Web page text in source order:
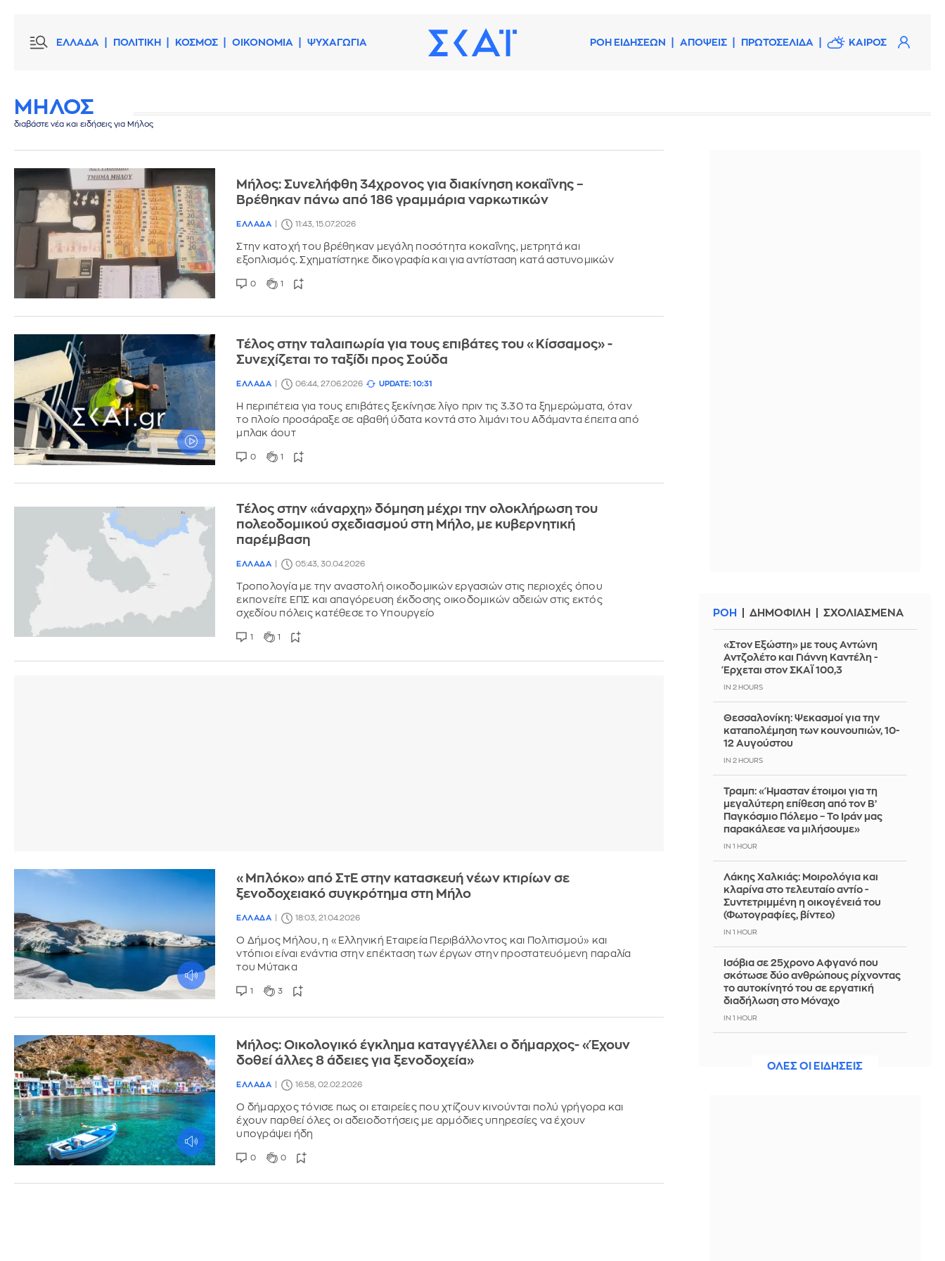
ΕΛΛΑΔΑ ΠΟΛΙΤΙΚΗ ΚΟΣΜΟΣ ΟΙΚΟΝΟΜΙΑ ΨΥΧΑΓΩΓΙΑ ΡΟΗ ΕΙΔΗΣΕΩΝ ΑΠΟΨΕΙΣ ΠΡΩΤΟΣΕΛΙΔΑ ΚΑΙΡΟΣ
ΜΗΛΟΣ
διαβάστε νέα και ειδήσεις για Μήλος
Μήλος: Συνελήφθη 34χρονος για διακίνηση κοκαΐνης –
Βρέθηκαν πάνω από 186 γραμμάρια ναρκωτικών
ΕΛΛΑΔΑ 11:43, 15.07.2026
Στην κατοχή του βρέθηκαν μεγάλη ποσότητα κοκαΐνης, μετρητά και
εξοπλισμός. Σχηματίστηκε δικογραφία και για αντίσταση κατά αστυνομικών
0 1
Τέλος στην ταλαιπωρία για τους επιβάτες του «Κίσσαμος» -
Συνεχίζεται το ταξίδι προς Σούδα
ΕΛΛΑΔΑ 06:44, 27.06.2026 UPDATE: 10:31
Η περιπέτεια για τους επιβάτες ξεκίνησε λίγο πριν τις 3.30 τα ξημερώματα, όταν
το πλοίο προσάραξε σε αβαθή ύδατα κοντά στο λιμάνι του Αδάμαντα έπειτα από
μπλακ άουτ
0 1
Τέλος στην «άναρχη» δόμηση μέχρι την ολοκλήρωση του
πολεοδομικού σχεδιασμού στη Μήλο, με κυβερνητική
παρέμβαση
ΕΛΛΑΔΑ 05:43, 30.04.2026
Τροπολογία με την αναστολή οικοδομικών εργασιών στις περιοχές όπου
εκπονείτε ΕΠΣ και απαγόρευση έκδοσης οικοδομικών αδειών στις εκτός
σχεδίου πόλεις κατέθεσε το Υπουργείο
1 1
«Μπλόκο» από ΣτΕ στην κατασκευή νέων κτιρίων σε
ξενοδοχειακό συγκρότημα στη Μήλο
ΕΛΛΑΔΑ 18:03, 21.04.2026
Ο Δήμος Μήλου, η «Ελληνική Εταιρεία Περιβάλλοντος και Πολιτισμού» και
ντόπιοι είναι ενάντια στην επέκταση των έργων στην προστατευόμενη παραλία
του Μύτακα
1 3
Mήλος: Οικολογικό έγκλημα καταγγέλλει ο δήμαρχος- «Έχουν
δοθεί άλλες 8 άδειες για ξενοδοχεία»
ΕΛΛΑΔΑ 16:58, 02.02.2026
Ο δήμαρχος τόνισε πως οι εταιρείες που χτίζουν κινούνται πολύ γρήγορα και
έχουν παρθεί όλες οι αδειοδοτήσεις με αρμόδιες υπηρεσίες να έχουν
υπογράψει ήδη
0 0
ΡΟΗ ΔΗΜΟΦΙΛΗ ΣΧΟΛΙΑΣΜΕΝΑ
«Στον Εξώστη» με τους Αντώνη
Αντζολέτο και Γιάννη Καντέλη -
Έρχεται στον ΣΚΑΪ 100,3
IN 2 HOURS
Θεσσαλονίκη: Ψεκασμοί για την
καταπολέμηση των κουνουπιών, 10-
12 Αυγούστου
IN 2 HOURS
Τραμπ: «Ήμασταν έτοιμοι για τη
μεγαλύτερη επίθεση από τον Β’
Παγκόσμιο Πόλεμο – Το Ιράν μας
παρακάλεσε να μιλήσουμε»
IN 1 HOUR
Λάκης Χαλκιάς: Mοιρολόγια και
κλαρίνα στο τελευταίο αντίο -
Συντετριμμένη η οικογένειά του
(Φωτογραφίες, βίντεο)
IN 1 HOUR
Ισόβια σε 25χρονο Αφγανό που
σκότωσε δύο ανθρώπους ρίχνοντας
το αυτοκίνητό του σε εργατική
διαδήλωση στο Μόναχο
IN 1 HOUR
επίκεντρο του νέου παραγωγικού
ΟΛΕΣ ΟΙ ΕΙΔΗΣΕΙΣ